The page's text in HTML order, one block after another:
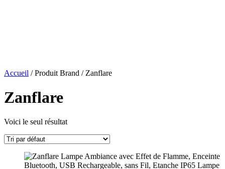
Accueil / Produit Brand / Zanflare
Zanflare
Voici le seul résultat